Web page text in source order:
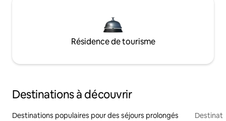
Résidence de tourisme
Destinations à découvrir
Destinations populaires pour des séjours prolongés